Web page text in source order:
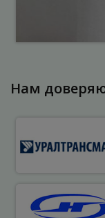
Нам